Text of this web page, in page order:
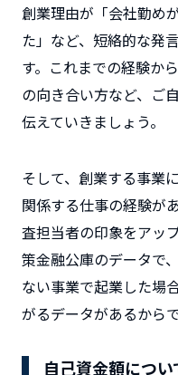
創業理由が「会社勤め
た」など、短絡的な発
す。これまでの経験か
の向き合い方など、ご
伝えていきましょう。
そして、創業する事業
関係する仕事の経験が
査担当者の印象をアッ
策金融公庫のデータで
ない事業で起業した場
がるデータがあるからで
自己資金額につい